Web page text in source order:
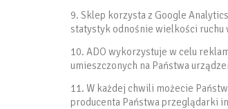
9. Sklep korzysta z Google
statystyk odnośnie wielkości ruchu
10. ADO wykorzystuje w celu
umieszczonych na Państwa
11. W każdej chwili możecie
producenta Państwa przeglądarki